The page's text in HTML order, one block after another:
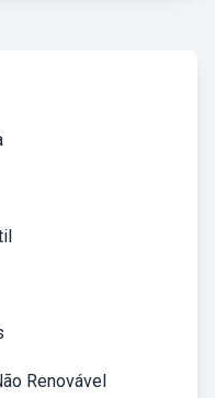
Renovável